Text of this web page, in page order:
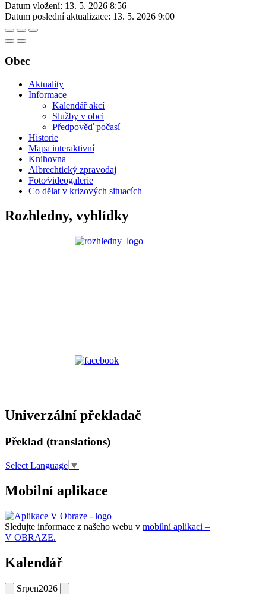
Datum vložení: 13. 5. 2026 8:56
Datum poslední aktualizace: 13. 5. 2026 9:00
Obec
Aktuality
Informace
Kalendář akcí
Služby v obci
Předpověď počasí
Historie
Mapa interaktivní
Knihovna
Albrechtický zpravodaj
Foto⁄videogalerie
Co dělat v krizových situacích
Rozhledny, vyhlídky
Univerzální překladač
Překlad (translations)
Select Language ▼
Mobilní aplikace
Sledujte informace z našeho webu v mobilní aplikaci –
V OBRAZE.
Kalendář
Srpen2026